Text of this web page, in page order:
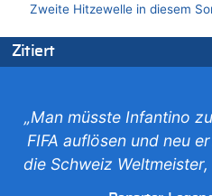
Zweite Hitzewelle in diesem
Zweite Hitzewelle in diesem
06.08.2026 - 14:46 von Hugo
Frau hörte Stimmen aus Haus
06.08.2026 - 14:44 von
Zitiert
„Man müsste Infantino
FIFA auflösen und neu
die Schweiz